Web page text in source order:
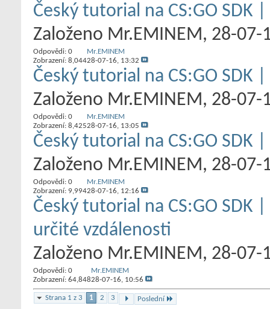
Český tutorial na CS:GO
Založeno Mr.EMINEM‎, 28-07-
Odpovědi: 0
Zobrazení: 8,044
Mr.EMINEM
28-07-16, 13:32
Český tutorial na CS:GO SDK
Založeno Mr.EMINEM‎, 28-07-
Odpovědi: 0
Zobrazení: 8,425
Mr.EMINEM
28-07-16, 13:05
Český tutorial na CS:GO SDK
Založeno Mr.EMINEM‎, 28-07-
Odpovědi: 0
Zobrazení: 9,994
Mr.EMINEM
28-07-16, 12:16
Český tutorial na CS:GO
určité vzdálenosti
Založeno Mr.EMINEM‎, 28-07-
Odpovědi: 0
Zobrazení: 64,848
Mr.EMINEM
28-07-16, 10:56
Strana 1 z 3 1 2 3 Poslední